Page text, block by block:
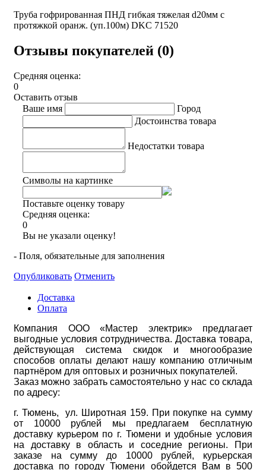
Труба гофрированная ПНД гибкая тяжелая d20мм с
протяжкой оранж. (уп.100м) DKC 71520
Отзывы покупателей (0)
Средняя оценка:
0
Оставить отзыв
Ваше имя
Город
Достоинства товара
Недостатки товара
Символы на картинке
Поставьте оценку товару
Средняя оценка:
0
Вы не указали оценку!
- Поля, обязательные для заполнения
Опубликовать Отменить
Доставка
Оплата
Компания ООО «Мастер электрик» предлагает
выгодные условия сотрудничества. Доставка товара,
действующая система скидок и многообразие
способов оплаты делают нашу компанию отличным
партнёром для оптовых и розничных покупателей.
Заказ можно забрать самостоятельно у нас со склада
по адресу:
г. Тюмень, ул. Широтная 159. При покупке на сумму
от 10000 рублей мы предлагаем бесплатную
доставку курьером по г. Тюмени и удобные условия
на доставку в область и соседние регионы. При
заказе на сумму до 10000 рублей, курьерская
доставка по городу Тюмени обойдется Вам в 500